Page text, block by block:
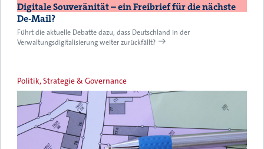
Digitale Souveränität – ein Freibrief für die nächste
De-Mail?
Führt die aktuelle Debatte dazu, dass Deutschland in der
Verwaltungsdigitalisierung weiter zurückfällt?
Politik, Strategie & Governance